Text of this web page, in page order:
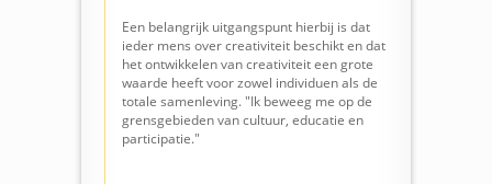
Een belangrijk uitgangspunt hierbij is dat
ieder mens over creativiteit beschikt en dat
het ontwikkelen van creativiteit een grote
waarde heeft voor zowel individuen als de
totale samenleving."Ik beweeg me op de
grensgebieden van cultuur, educatie en
participatie."